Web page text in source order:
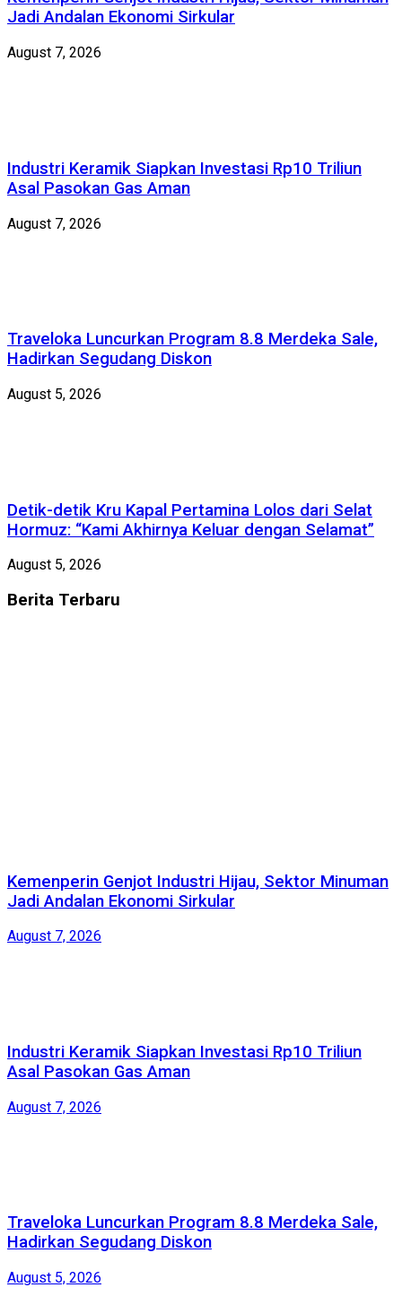
Jadi Andalan Ekonomi Sirkular
August 7, 2026
Industri Keramik Siapkan Investasi Rp10 Triliun
Asal Pasokan Gas Aman
August 7, 2026
Traveloka Luncurkan Program 8.8 Merdeka Sale,
Hadirkan Segudang Diskon
August 5, 2026
Detik-detik Kru Kapal Pertamina Lolos dari Selat
Hormuz: “Kami Akhirnya Keluar dengan Selamat”
August 5, 2026
Berita Terbaru
Kemenperin Genjot Industri Hijau, Sektor Minuman
Jadi Andalan Ekonomi Sirkular
August 7, 2026
Industri Keramik Siapkan Investasi Rp10 Triliun
Asal Pasokan Gas Aman
August 7, 2026
Traveloka Luncurkan Program 8.8 Merdeka Sale,
Hadirkan Segudang Diskon
August 5, 2026